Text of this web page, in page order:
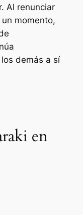
Al renunciar
momento,
demás a sí
en